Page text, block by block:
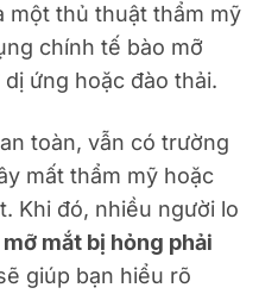
một thủ thuật thẩm mỹ
chính tế bào mỡ
ứng hoặc đào thải.
toàn, vẫn có trường
mất thẩm mỹ hoặc
Khi đó, nhiều người lo
mỡ mắt bị hỏng phải
giúp bạn hiểu rõ